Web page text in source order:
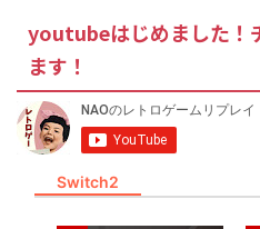
youtubeはじめました！
ます！
Switch2